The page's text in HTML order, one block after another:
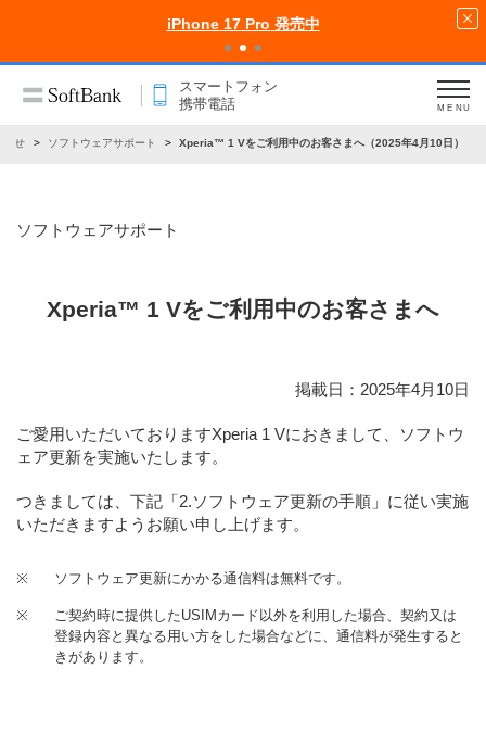
iPhone 17 Pro 発売中
スマートフォン
携帯電話
MENU
らせ ソフトウェアサポート Xperia™ 1 Vをご利用中のお客さまへ（2025年4月10日）
ソフトウェアサポート
Xperia™ 1 Vをご利用中のお客さまへ
掲載日：2025年4月10日
ご愛用いただいておりますXperia 1 Vにおきまして、ソフトウ
ェア更新を実施いたします。
つきましては、下記「2.ソフトウェア更新の手順」に従い実施
いただきますようお願い申し上げます。
※ ソフトウェア更新にかかる通信料は無料です。
※
ご契約時に提供したUSIMカード以外を利用した場合、契約又は
登録内容と異なる用い方をした場合などに、通信料が発生すると
きがあります。